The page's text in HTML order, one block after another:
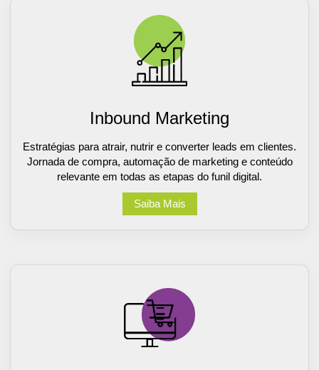
Inbound Marketing
Estratégias para atrair, nutrir e converter leads em clientes.
Jornada de compra, automação de marketing e conteúdo
relevante em todas as etapas do funil digital.
Saiba Mais